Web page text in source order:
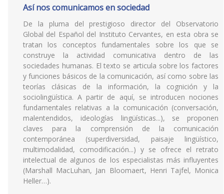
Así nos comunicamos en sociedad
De la pluma del prestigioso director del Observatorio
Global del Español del Instituto Cervantes, en esta obra se
tratan los conceptos fundamentales sobre los que se
construye la actividad comunicativa dentro de las
sociedades humanas. El texto se articula sobre los factores
y funciones básicos de la comunicación, así como sobre las
teorías clásicas de la información, la cognición y la
sociolingüística. A partir de aquí, se introducen nociones
fundamentales relativas a la comunicación (conversación,
malentendidos, ideologías lingüísticas...), se proponen
claves para la comprensión de la comunicación
contemporánea (superdiversidad, paisaje lingüístico,
multimodalidad, comodificación...) y se ofrece el retrato
intelectual de algunos de los especialistas más influyentes
(Marshall MacLuhan, Jan Bloomaert, Henri Tajfel, Monica
Heller…).